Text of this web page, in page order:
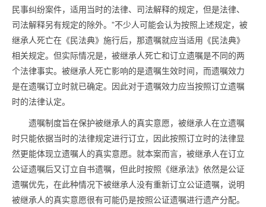
民事纠纷案件，适用当时的法律、司法解释的规定，但是法律、
司法解释另有规定的除外。”不少人可能会认为按照上述规定，被
继承人死亡在《民法典》施行后，那遗嘱就应当适用《民法典》
相关规定。但实际情况是，被继承人死亡和订立遗嘱是不同的两
个法律事实。被继承人死亡影响的是遗嘱生效时间，而遗嘱效力
是在遗嘱订立时就已确定。因此对于遗嘱效力应当按照订立遗嘱
时的法律认定。
遗嘱制度旨在保护被继承人的真实意愿，被继承人在立遗嘱
时只能依据当时的法律规定进行订立，因此按照订立时的法律显
然更能体现立遗嘱人的真实意愿。就本案而言，被继承人在订立
公证遗嘱后又订立自书遗嘱，但此时按照《继承法》依然是公证
遗嘱优先，在此种情况下被继承人没有重新订立公证遗嘱，说明
被继承人的真实意愿很有可能仍是按照公证遗嘱进行遗产分配。